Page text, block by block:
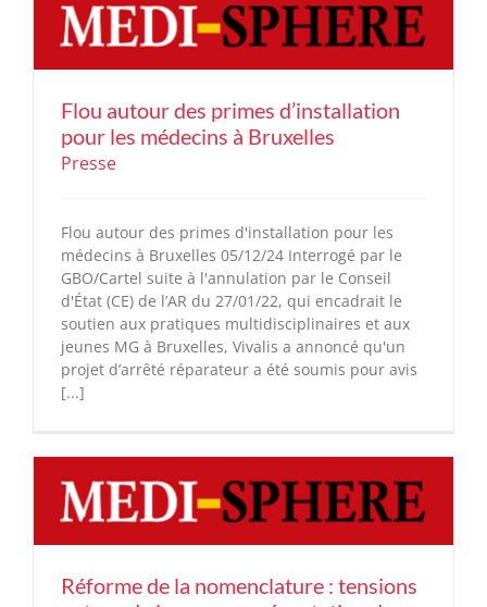
Flou autour des primes d’installation
pour les médecins à Bruxelles
Presse
Flou autour des primes d'installation pour les
médecins à Bruxelles 05/12/24 Interrogé par le
GBO/Cartel suite à l'annulation par le Conseil
d'État (CE) de l’AR du 27/01/22, qui encadrait le
soutien aux pratiques multidisciplinaires et aux
jeunes MG à Bruxelles, Vivalis a annoncé qu'un
projet d’arrêté réparateur a été soumis pour avis
[...]
Réforme de la nomenclature : tensions